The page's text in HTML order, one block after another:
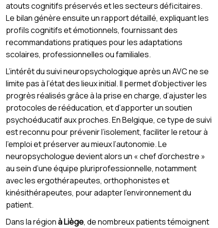
atouts cognitifs préservés et les secteurs déficitaires.
Le bilan génère ensuite un rapport détaillé, expliquant les
profils cognitifs et émotionnels, fournissant des
recommandations pratiques pour les adaptations
scolaires, professionnelles ou familiales.
L’intérêt du suivi neuropsychologique après un AVC ne se
limite pas à l’état des lieux initial. Il permet d’objectiver les
progrès réalisés grâce à la prise en charge, d’ajuster les
protocoles de rééducation, et d’apporter un soutien
psychoéducatif aux proches. En Belgique, ce type de suivi
est reconnu pour prévenir l’isolement, faciliter le retour à
l’emploi et préserver au mieux l’autonomie. Le
neuropsychologue devient alors un « chef d’orchestre »
au sein d’une équipe pluriprofessionnelle, notamment
avec les ergothérapeutes, orthophonistes et
kinésithérapeutes, pour adapter l’environnement du
patient.
Dans la régionà Liège, de nombreux patients témoignent